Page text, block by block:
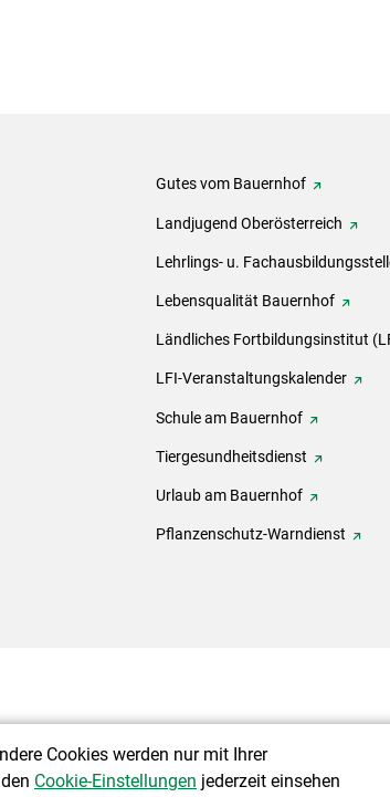
Gutes vom Bauernhof
Landjugend Oberösterreich
Lehrlings- u.
Lebensqualität Bauernhof
Ländliches Fortbildungsinstitut
LFI-Veranstaltungskalender
Schule am Bauernhof
Tiergesundheitsdienst
Urlaub am Bauernhof
Pflanzenschutz-Warndienst
Cookies werden nur mit Ihrer
Cookie-Einstellungen jederzeit einsehen